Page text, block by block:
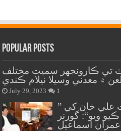
Popular Posts
4 آگسٽ تي ڪارونجهر سميت مختلف
۾ معدني وسيلا نيلام ڪندي
July 29, 2023 1
” فرزند ڪراچي لياقت علي خان کي
ويو“: گورنر
عمران اسماعيل